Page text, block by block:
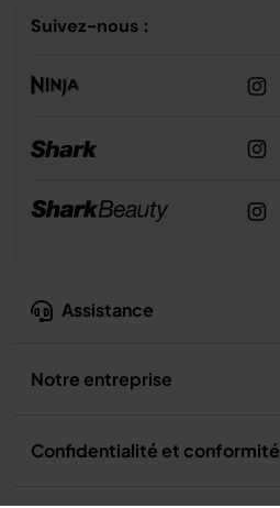
Assistance
Notre entreprise
Confidentialité et conformité
Suivez-nous :